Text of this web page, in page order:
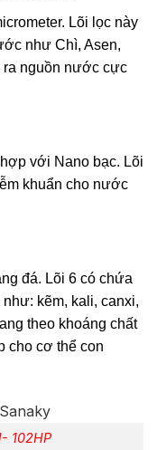
Lõi lọc này
như Chì, Asen,
nguồn nước cực
với Nano bạc. Lõi
khuẩn cho nước
đá. Lõi 6 có chứa
kẽm, kali, canxi,
theo khoáng chất
cho cơ thể con
102HP